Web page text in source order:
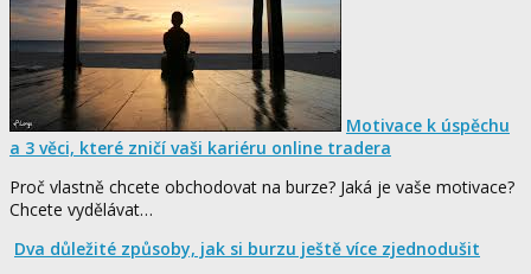
Motivace k úspěchu
a 3 věci, které zničí vaši kariéru online tradera
Proč vlastně chcete obchodovat na burze? Jaká je vaše motivace?
Chcete vydělávat…
Dva důležité způsoby, jak si burzu ještě více zjednodušit